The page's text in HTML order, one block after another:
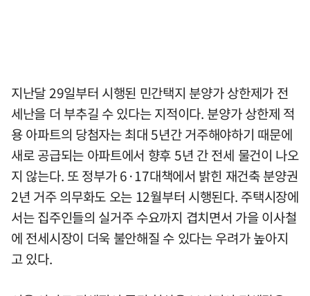
지난달 29일부터 시행된 민간택지 분양가 상한제가 전
세난을 더 부추길 수 있다는 지적이다. 분양가 상한제 적
용 아파트의 당첨자는 최대 5년간 거주해야하기 때문에
새로 공급되는 아파트에서 향후 5년 간 전세 물건이 나오
지 않는다. 또 정부가 6·17대책에서 밝힌 재건축 분양권
2년 거주 의무화도 오는 12월부터 시행된다. 주택시장에
서는 집주인들의 실거주 수요까지 겹치면서 가을 이사철
에 전세시장이 더욱 불안해질 수 있다는 우려가 높아지
고 있다.